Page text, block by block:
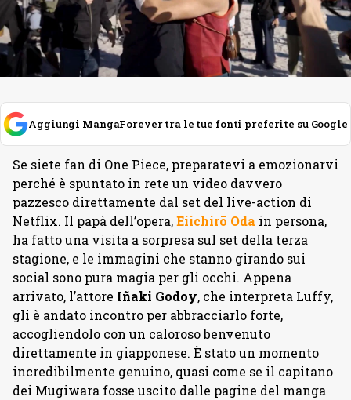
Aggiungi MangaForever tra le tue fonti preferite su Google
Se siete fan di One Piece, preparatevi a emozionarvi
perché è spuntato in rete un video davvero
pazzesco direttamente dal set del live-action di
Netflix. Il papà dell’opera,Eiichirō Oda in persona,
ha fatto una visita a sorpresa sul set della terza
stagione, e le immagini che stanno girando sui
social sono pura magia per gli occhi. Appena
arrivato, l’attore Iñaki Godoy, che interpreta Luffy,
gli è andato incontro per abbracciarlo forte,
accogliendolo con un caloroso benvenuto
direttamente in giapponese. È stato un momento
incredibilmente genuino, quasi come se il capitano
dei Mugiwara fosse uscito dalle pagine del manga